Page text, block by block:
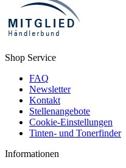
Shop Service
FAQ
Newsletter
Kontakt
Stellenangebote
Cookie-Einstellungen
Tinten- und Tonerfinder
Informationen